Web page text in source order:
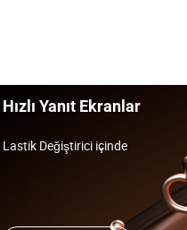
Hızlı Yanıt Ekranlar
Lastik Değiştirici içinde